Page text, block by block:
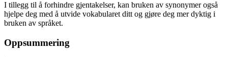
I tillegg til å forhindre gjentakelser, kan bruken av synonymer også
hjelpe deg med å utvide vokabularet ditt og gjøre deg mer dyktig i
bruken av språket.
Oppsummering